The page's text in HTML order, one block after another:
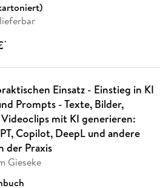
*
Einsatz - Einstieg in KI
Prompts - Texte, Bilder,
mit KI generieren:
Copilot, DeepL und andere
der Praxis
Gieseke